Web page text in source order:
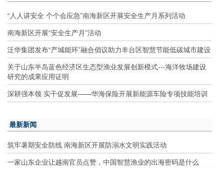
“人人讲安全 个个会应急”南海新区开展安全生产月系列活动
南海新区开展“安全生产月”活动
泛华集团发布“产城能环”融合倡议助力丰台区智慧节能低碳城市建设
关于山东半岛蓝色经济区生态型渔业发展创新模式---海洋牧场建设
研究的成果应用证明
深耕强本领 实干促发展——华海保险开展新能源车险专项技能培训
最新新闻
筑牢暑期安全防线 南海新区开展防溺水文明实践活动
一家山东企业让越南官员点赞，中国智慧渔业的出海密码是什么